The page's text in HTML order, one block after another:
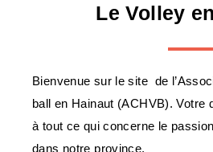
Le Volley
Bienvenue sur le site de
ball en Hainaut (ACHVB). Votre
à tout ce qui concerne le
dans notre province.